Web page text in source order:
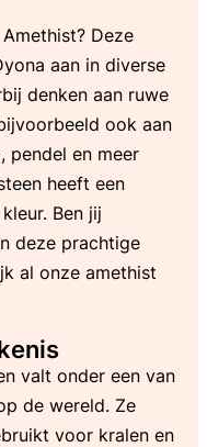
Deze
aan in diverse
denken aan ruwe
ook aan
pendel en meer
heeft een
Ben jij
deze prachtige
al onze amethist
valt onder een van
de wereld. Ze
voor kralen en